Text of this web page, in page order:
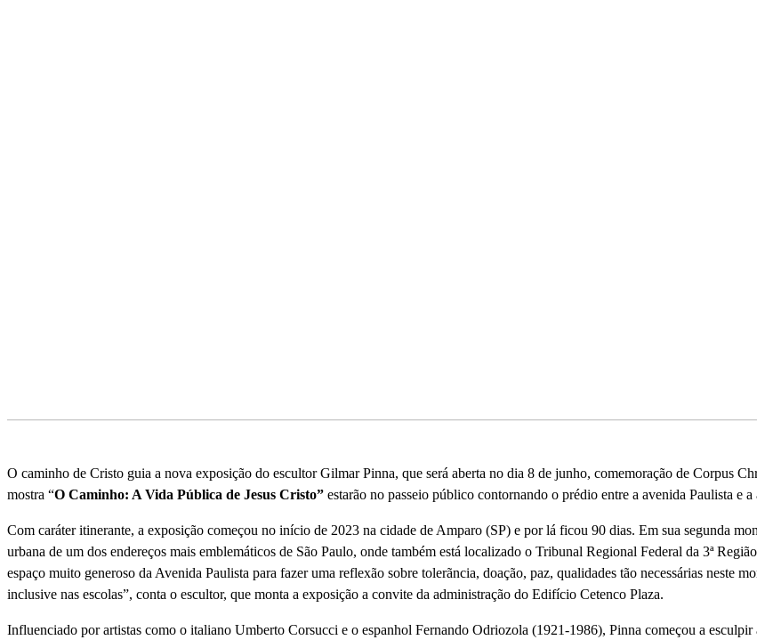
O caminho de Cristo guia a nova exposição do escultor Gilmar Pinna, que será aberta no dia 8 de junho, comemoração de Corpus
mostra “O Caminho: A Vida Pública de Jesus Cristo” estarão no passeio público contornando o prédio entre a avenida Paulista e
Com caráter itinerante, a exposição começou no iní­cio de 2023 na cidade de Amparo (SP) e por lá ficou 90 dias. Em sua segunda
urbana de um dos endereços mais emblemáticos de São Paulo, onde também está localizado o Tribunal Regional Federal da 3ª
espaço muito generoso da Avenida Paulista para fazer uma reflexão sobre tolerãncia, doação, paz, qualidades tão necessárias neste
inclusive nas escolas”, conta o escultor, que monta a exposição a convite da administração do Edifí­cio Cetenco Plaza.
Influenciado por artistas como o italiano Umberto Corsucci e o espanhol Fernando Odriozola (1921-1986), Pinna começou a